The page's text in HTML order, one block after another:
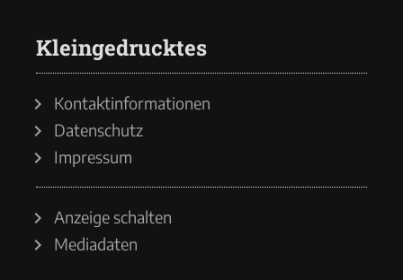
Kleingedrucktes
Kontaktinformationen
Datenschutz
Impressum
Anzeige schalten
Mediadaten